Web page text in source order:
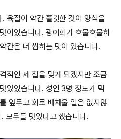
육질이 약간 쫄깃한 것이 양식을
이었습니다. 광어회가 흐물흐물하
간은 더 씹히는 맛이 있습니다.
적인 제 철을 맞게 되겠지만 조금
있었습니다. 성인 3명 정도가 먹
앞두고 회로 배채울 일은 없지않
모두들 맛있다고 했습니다.